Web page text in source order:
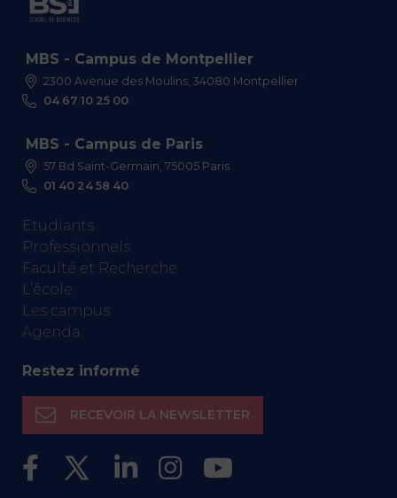
MBS - Campus de Montpellier
2300 Avenue des Moulins, 34080 Montpellier
04 67 10 25 00
MBS - Campus de Paris
57 Bd Saint-Germain, 75005 Paris
01 40 24 58 40
Etudiants
Professionnels
Faculté et Recherche
L’école
Les campus
Agenda
Restez informé
RECEVOIR LA NEWSLETTER